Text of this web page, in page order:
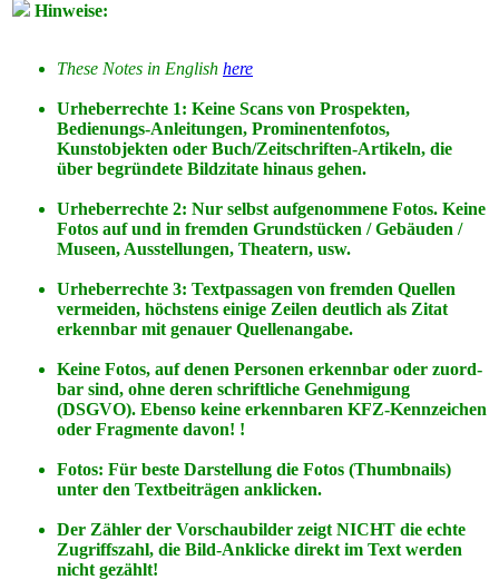
Hinweise:
These Notes in English here
Urheberrechte 1: Keine Scans von Prospekten,
Bedienungs-Anleitungen, Prominentenfotos,
Kunstobjekten oder Buch/Zeitschriften-Artikeln, die
über begründete Bildzitate hinaus gehen.
Urheberrechte 2: Nur selbst aufgenommene Fotos. Keine
Fotos aufund in fremden Grundstücken / Gebäuden /
Museen, Ausstellungen, Theatern, usw.
Urheberrechte 3: Textpassagen von fremden Quellen
vermeiden, höchstens einige Zeilen deutlich als Zitat
erkennbar mit genauer Quellenangabe.
Keine Fotos, auf denen Personen erkennbar oder zuord-
bar sind, ohne deren schriftliche Genehmigung
(DSGVO). Ebenso keine erkennbaren KFZ-Kennzeichen
oder Fragmente davon! !
Fotos: Für beste Darstellung die Fotos (Thumbnails)
unter den Textbeiträgen anklicken.
Der Zähler der Vorschaubilder zeigt NICHT die echte
Zugriffszahl, die Bild-Anklicke direkt im Text werden
nicht gezählt!